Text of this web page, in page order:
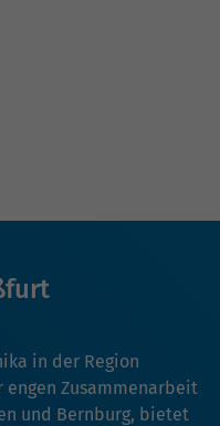
in der Region
engen Zusammenarbeit
und Bernburg, bietet